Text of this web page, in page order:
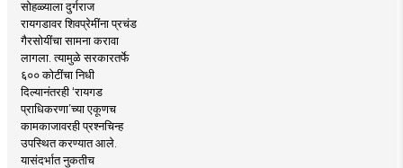
सोहळ्याला दुर्गराज
रायगडावर शिवप्रेमींना प्रचंड
गैरसोयींचा सामना करावा
लागला. त्यामुळे सरकारतर्फे
६०० कोटींचा निधी
दिल्यानंतरही ‘रायगड
प्राधिकरणा’च्या एकूणच
कामकाजावरही प्रश्नचिन्ह
उपस्थित करण्यात आले.
यासंदर्भात नुकतीच